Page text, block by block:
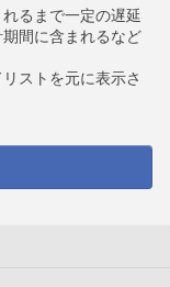
るまで一定の遅延
間に含まれるなど
ストを元に表示さ